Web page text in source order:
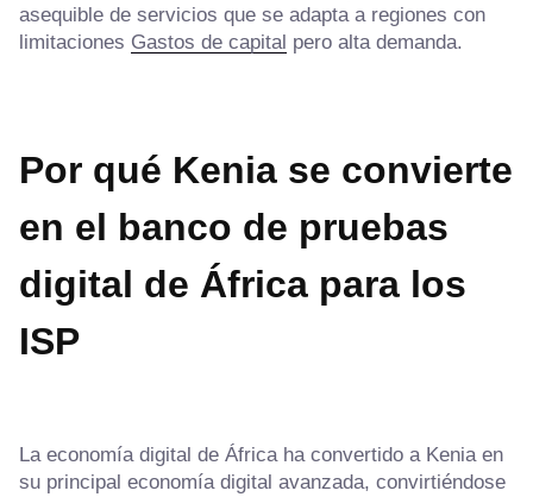
asequible de servicios que se adapta a regiones con
limitaciones Gastos de capital pero alta demanda.
Por qué Kenia se convierte
en el banco de pruebas
digital de África para los
ISP
La economía digital de África ha convertido a Kenia en
su principal economía digital avanzada, convirtiéndose